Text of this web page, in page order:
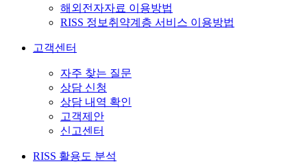
해외전자자료 이용방법
RISS 정보취약계층 서비스 이용방법
고객센터
자주 찾는 질문
상담 신청
상담 내역 확인
고객제안
신고센터
RISS 활용도 분석